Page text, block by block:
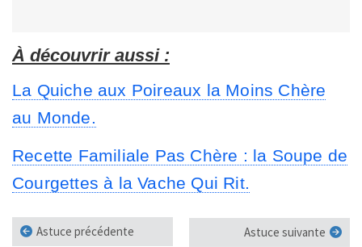
À découvrir aussi :
La Quiche aux Poireaux la Moins Chère
au Monde.
Recette Familiale Pas Chère : la Soupe de
Courgettes à la Vache Qui Rit.
Astuce précédente Astuce suivante